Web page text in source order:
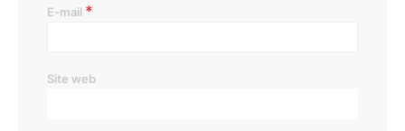
E-mail *
Site web